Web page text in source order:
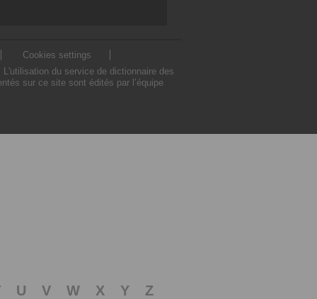
Cookies settings
du service de dictionnaire des
sur ce site sont édités par l’équipe
U V W X Y Z